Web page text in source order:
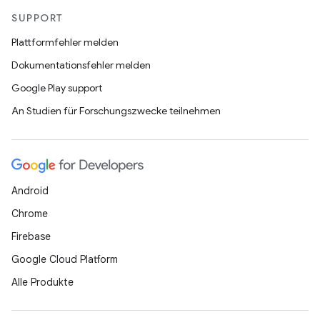
SUPPORT
Plattformfehler melden
Dokumentationsfehler melden
Google Play support
An Studien für Forschungszwecke teilnehmen
Android
Chrome
Firebase
Google Cloud Platform
Alle Produkte